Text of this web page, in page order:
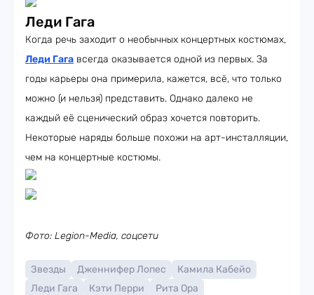
Леди Гага
Когда речь заходит о необычных концертных костюмах,
Леди Гага всегда оказывается одной из первых. За
годы карьеры она примерила, кажется, всё, что только
можно (и нельзя) представить. Однако далеко не
каждый её сценический образ хочется повторить.
Некоторые наряды больше похожи на арт-инсталляции,
чем на концертные костюмы.
Фото: Legion-Media, соцсети
Звезды Дженнифер Лопес
Камила Кабейо
Леди Гага
Кэти Перри Рита Ора